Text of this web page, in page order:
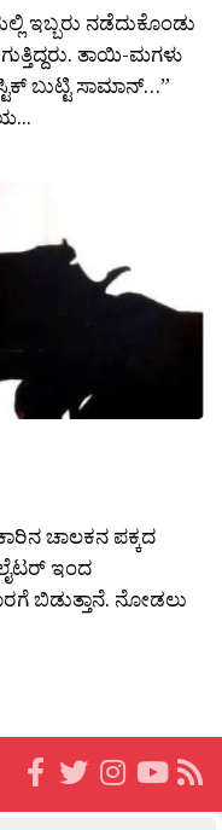
ನಡೆದುಕೊಂಡು
ತಾಯಿ-ಮಗಳು
ಬುಟ್ಟಿ ಸಾಮಾನ್…”
ಚಾಲಕನ ಪಕ್ಕದ
ಇಂದ
ಬಿಡುತ್ತಾನೆ. ನೋಡಲು